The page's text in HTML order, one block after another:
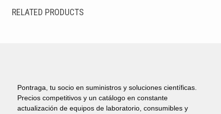
RELATED PRODUCTS
Pontraga, tu socio en suministros y soluciones científicas.
Precios competitivos y un catálogo en constante
actualización de equipos de laboratorio, consumibles y